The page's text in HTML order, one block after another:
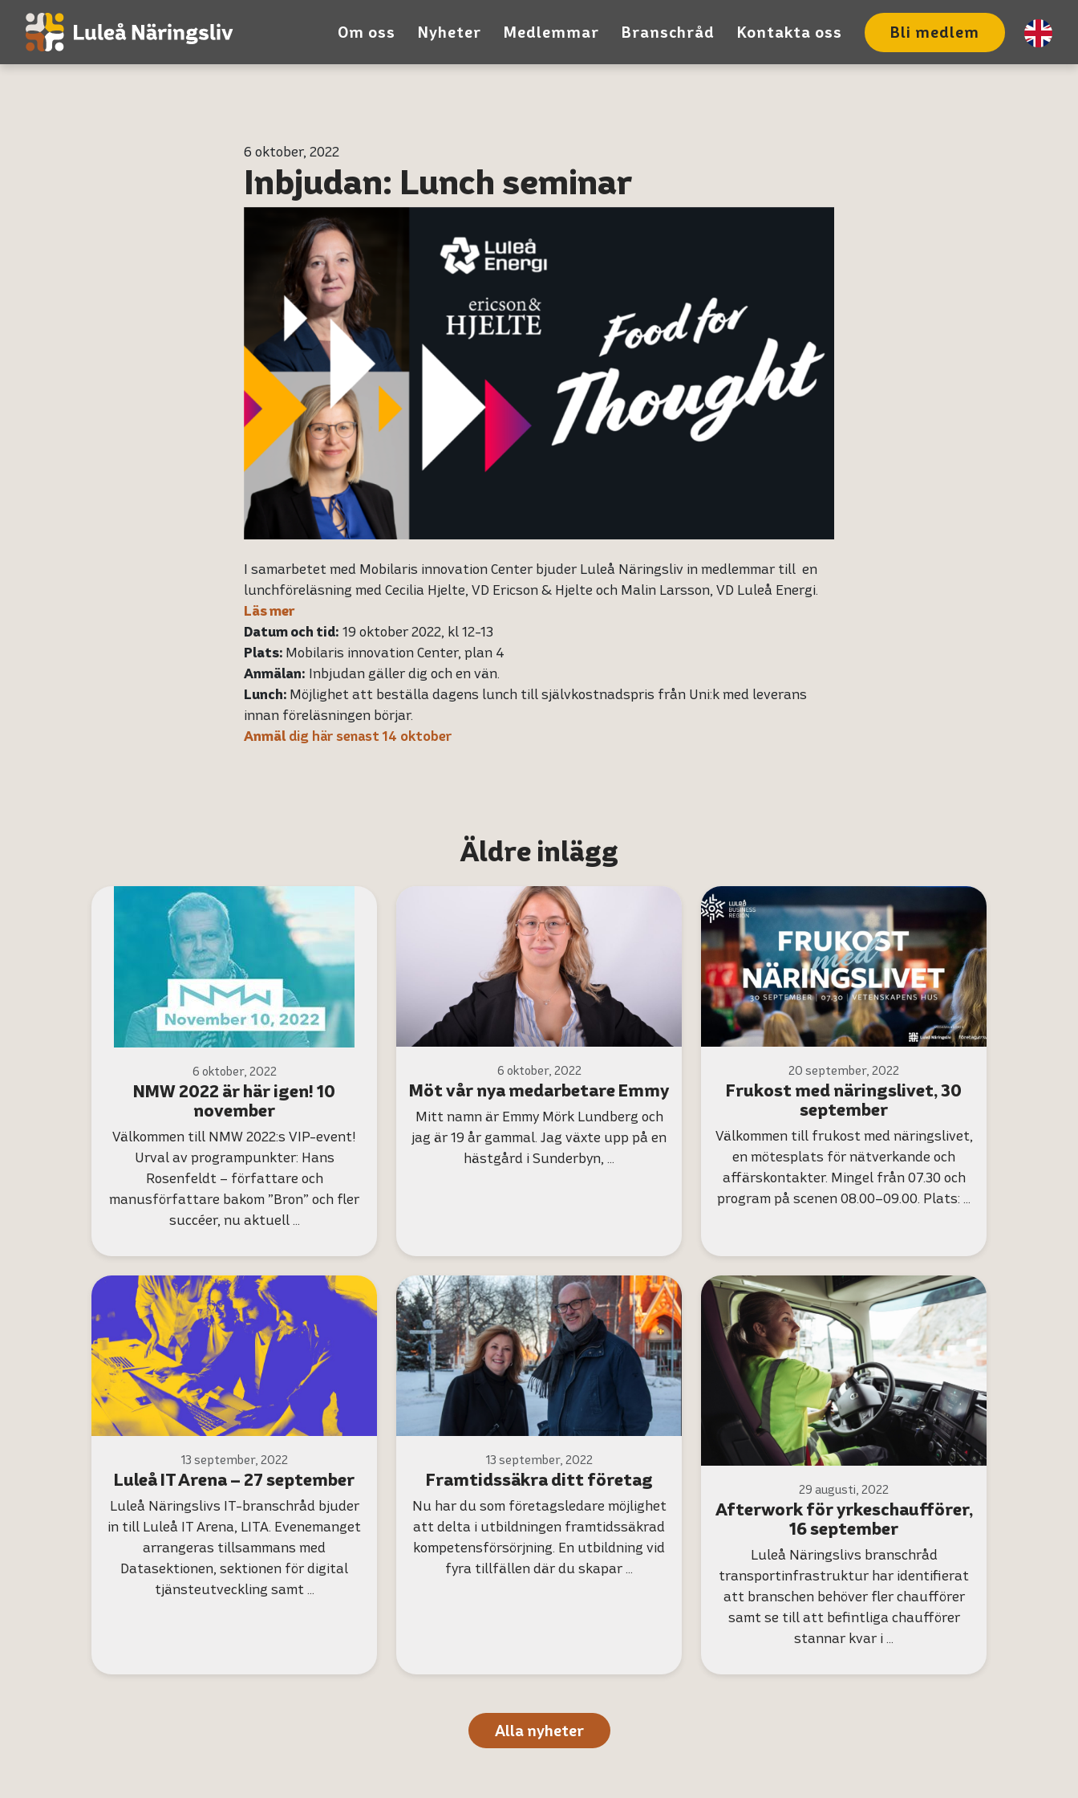
Om oss Nyheter Medlemmar Branschråd Kontakta oss Bli medlem
6 oktober, 2022
Inbjudan: Lunch seminar
I samarbetet med Mobilaris innovation Center bjuder Luleå Näringsliv in medlemmar till en
lunchföreläsning med Cecilia Hjelte, VD Ericson & Hjelte och Malin Larsson, VD Luleå Energi.
Läs mer
Datum och tid: 19 oktober 2022, kl 12-13
Plats: Mobilaris innovation Center, plan 4
Anmälan: Inbjudan gäller dig och en vän.
Lunch: Möjlighet att beställa dagens lunch till självkostnadspris från Uni:k med leverans
innan föreläsningen börjar.
Anmäl dig här senast 14 oktober
Äldre inlägg
6 oktober, 2022
NMW 2022 är här igen! 10
november
Välkommen till NMW 2022:s VIP-event!
Urval av programpunkter: Hans
Rosenfeldt – författare och
manusförfattare bakom ”Bron” och fler
succéer, nu aktuell …
6 oktober, 2022
Möt vår nya medarbetare Emmy
Mitt namn är Emmy Mörk Lundberg och
jag är 19 år gammal. Jag växte upp på en
hästgård i Sunderbyn, …
20 september, 2022
Frukost med näringslivet, 30
september
Välkommen till frukost med näringslivet,
en mötesplats för nätverkande och
affärskontakter. Mingel från 07.30 och
program på scenen 08.00–09.00. Plats: …
13 september, 2022
Luleå IT Arena – 27 september
Luleå Näringslivs IT-branschråd bjuder
in till Luleå IT Arena, LITA. Evenemanget
arrangeras tillsammans med
Datasektionen, sektionen för digital
tjänsteutveckling samt …
13 september, 2022
Framtidssäkra ditt företag
Nu har du som företagsledare möjlighet
att delta i utbildningen framtidssäkrad
kompetensförsörjning. En utbildning vid
fyra tillfällen där du skapar …
29 augusti, 2022
Afterwork för yrkeschaufförer,
16 september
Luleå Näringslivs branschråd
transportinfrastruktur har identifierat
att branschen behöver fler chaufförer
samt se till att befintliga chaufförer
stannar kvar i …
Alla nyheter